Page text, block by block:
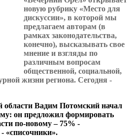
новую рубрику «Место для
дискуссии», в которой мы
предлагаем авторам (в
рамках законодательства,
конечно), высказывать свое
мнение и взгляды по
различным вопросам
общественной, социальной,
жизни региона. Сегодня -
области Вадим Потомский начал
он предложил формировать
по-новому – 75% -
«списочники».